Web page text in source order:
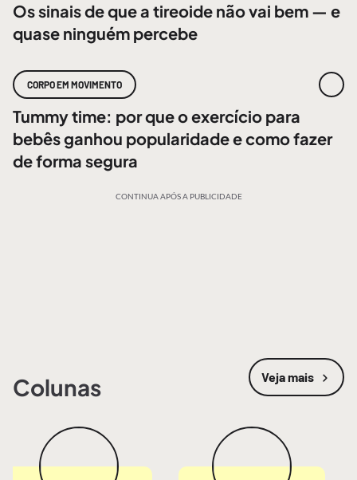
Os sinais de que a tireoide não vai bem — e
quase ninguém percebe
CORPO EM MOVIMENTO
Tummy time: por que o exercício para
bebês ganhou popularidade e como fazer
de forma segura
CONTINUA APÓS A PUBLICIDADE
Colunas Veja mais